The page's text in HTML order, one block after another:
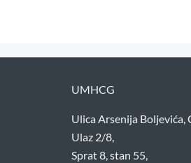
UMHCG
Ulica Arsenija Boljevića,
Ulaz 2/8,
Sprat 8, stan 55,